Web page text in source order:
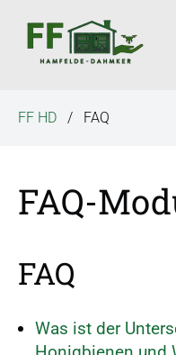
FF HD FAQ
FAQ-
FAQ
Was ist der